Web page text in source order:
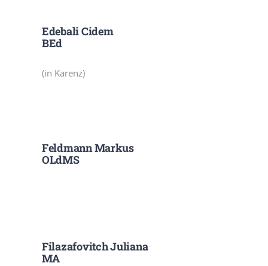
Edebali Cidem
BEd
(in Karenz)
Feldmann Markus
OLdMS
Filazafovitch Juliana
MA